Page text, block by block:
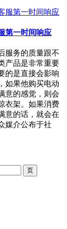
第一时间响应
服务的质量跟不
产品是非常重要
的是直接会影响
如果他购买电动
意的感觉，则会
衣架。如果消费
意的话，就会在
媒介公布于社